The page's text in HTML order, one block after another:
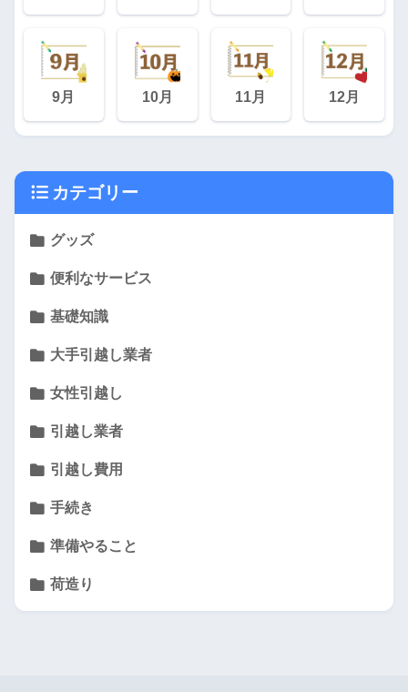
9月 10月 11月 12月
カテゴリー
グッズ
便利なサービス
基礎知識
大手引越し業者
女性引越し
引越し業者
引越し費用
手続き
準備やること
荷造り